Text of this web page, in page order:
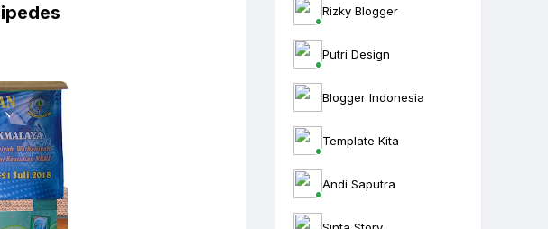
Rizky Blogger
Putri Design
Blogger Indonesia
Template Kita
Andi Saputra